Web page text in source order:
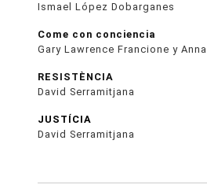
Ismael López Dobarganes
Come con conciencia
Gary Lawrence Francione y
RESISTÈNCIA
David Serramitjana
JUSTÍCIA
David Serramitjana